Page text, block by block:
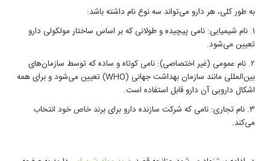
به طور کلی، هر دارو می‌تواند سه نوع نام داشته باشد:
۱. نام شیمیایی: نامی پیچیده و طولانی که بر اساس ساختار مولکولی دارو
تعیین می‌شود.
۲. نام عمومی (غیر اختصاصی): نامی کوتاه و ساده که توسط سازمان‌های
بین‌المللی مانند سازمان بهداشت جهانی (WHO) تعیین می‌شود و برای همه
اشکال دارویی آن دارو قابل استفاده است.
۳. نام تجاری: نامی که شرکت سازنده دارو برای برند خاص خود انتخاب
می‌کند.